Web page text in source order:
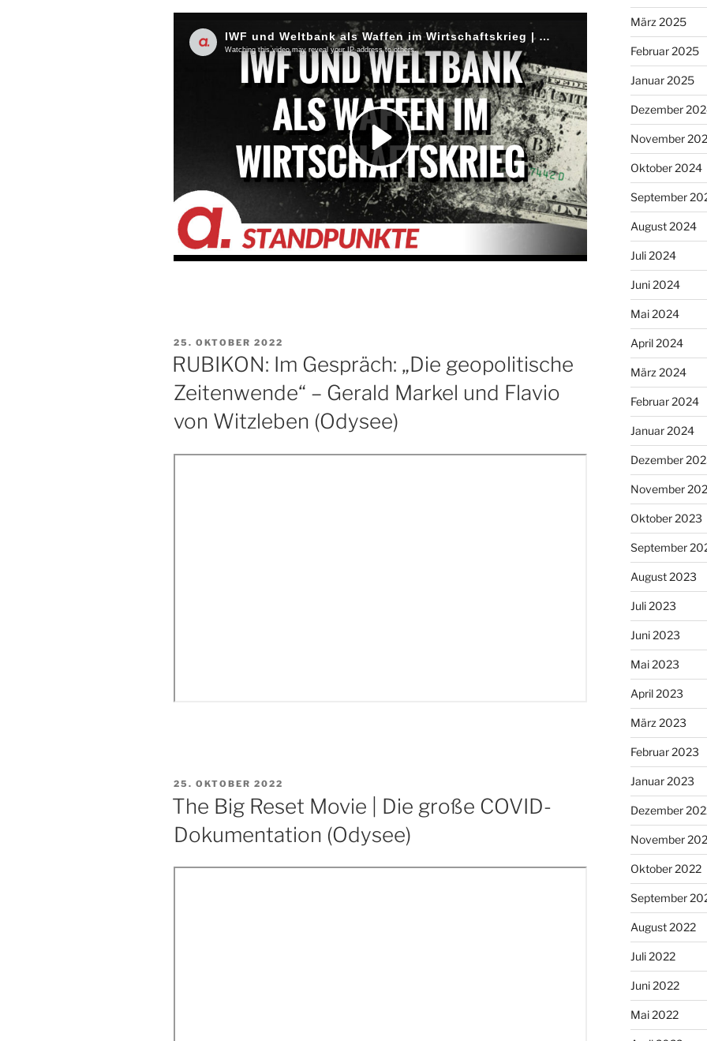
VERÖFFENTLICHT
AM
25. OKTOBER 2022
RUBIKON: Im Gespräch: „Die geopolitische
Zeitenwende“ – Gerald Markel und Flavio
von Witzleben (Odysee)
VERÖFFENTLICHT
25. OKTOBER 2022
The Big Reset Movie | Die große COVID-
Dokumentation (Odysee)
März 2025
Februar 2025
Januar 2025
Dezember
November
Oktober 2024
September
August 2024
Juli 2024
Juni 2024
Mai 2024
April 2024
März 2024
Februar 2024
Januar 2024
Dezember
November
Oktober 2023
September
August 2023
Juli 2023
Juni 2023
Mai 2023
April 2023
März 2023
Februar 2023
Januar 2023
Dezember
November
Oktober 2022
September
August 2022
Juli 2022
Juni 2022
Mai 2022